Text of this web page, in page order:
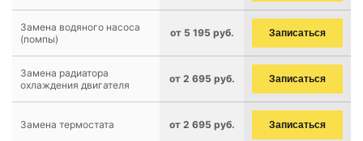
Замена водяного насоса
(помпы)
от 5 195 руб. Записаться
Замена радиатора
охлаждения двигателя
от 2 695 руб. Записаться
Замена термостата от 2 695 руб. Записаться